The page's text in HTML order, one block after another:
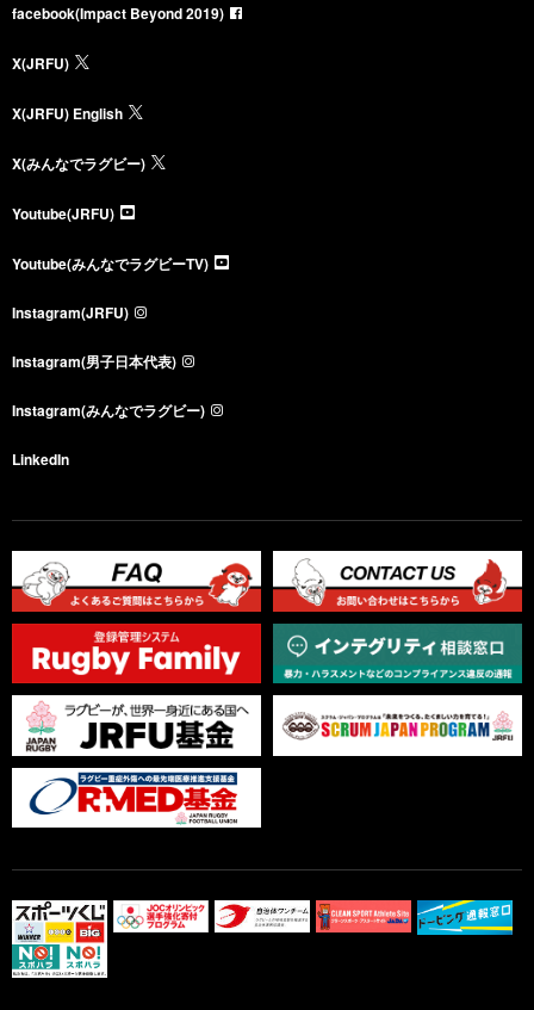
facebook(Impact Beyond 2019)
X(JRFU)
X(JRFU) English
X(みんなでラグビー)
Youtube(JRFU)
Youtube(みんなでラグビーTV)
Instagram(JRFU)
Instagram(男子日本代表)
Instagram(みんなでラグビー)
LinkedIn